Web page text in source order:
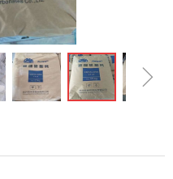
ꁇ